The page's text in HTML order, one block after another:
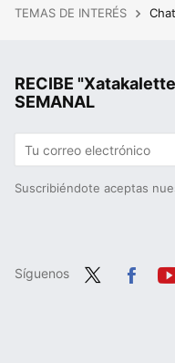
TEMAS DE INTERÉS
RECIBE
SEMANAL
Suscribiéndote aceptas
Síguenos